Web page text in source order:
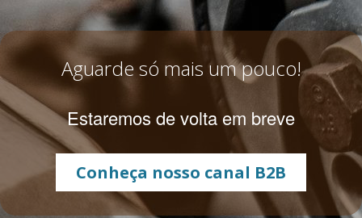
Aguarde só mais um pouco!
Estaremos de volta em breve
Conheça nosso canal B2B